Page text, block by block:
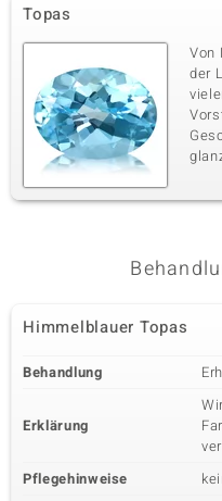
Dritter Edelstein
Edelsteinvarietät
Himmelblauer Topas
Karatgewicht Summe
0,54 ct
Fassung
Zargenfassung
Topas
Von
der
Himmelblauer Topas
Behandlung
Erklärung
Pflegehinweise